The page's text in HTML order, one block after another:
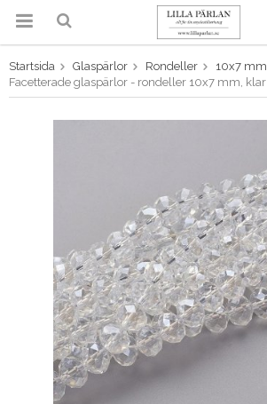
Produkten har blivit tillagd i
varukorgen
Startsida Glaspärlor Rondeller
10x7 mm
Facetterade glaspärlor - rondeller 10x7 mm, klar